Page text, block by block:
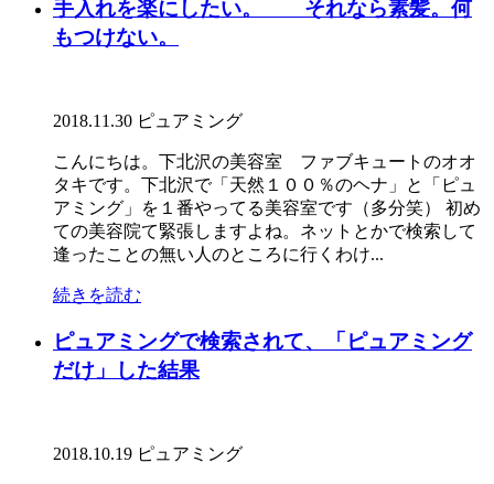
手入れを楽にしたい。 それなら素髪。何
もつけない。
2018.11.30 ピュアミング
こんにちは。下北沢の美容室 ファブキュートのオオ
タキです。下北沢で「天然１００％のヘナ」と「ピュ
アミング」を１番やってる美容室です（多分笑） 初め
ての美容院て緊張しますよね。ネットとかで検索して
逢ったことの無い人のところに行くわけ...
続きを読む
ピュアミングで検索されて、「ピュアミング
だけ」した結果
2018.10.19 ピュアミング